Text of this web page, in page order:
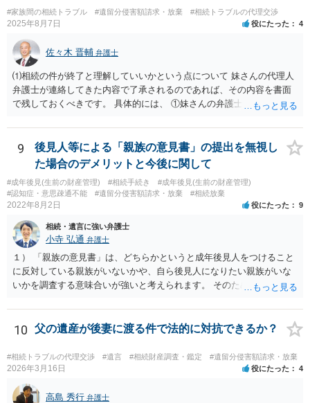
#家族間の相続トラブル #遺留分侵害額請求・放棄 #相続トラブルの代理交渉
2025年8月7日 役にたった 4
佐々木 晋輔 弁護士
⑴相続の件が終了と理解していいかという点について 妹さんの代理人
弁護士が連絡してきた内容で了承されるのであれば、その内容を書面
で残しておくべきです。 具体的には、 ①妹さんの弁護士に対して、連
の預金を振り込めば終了など）を記載した合意書等の書面を作成して
もらう。 ②相談者様はその書面の内容をしっかり確認する。納得でき
ない部分があれば、説明を求めたり、修正を求める。 なお、相続に
関してお互いに債権債務がないことを確認する旨を記載してもらいま
しょう。その記載があれば、相続の件は終了となります。 ③合意書等
が納得できる内容になれば、お互いに署名捺印する。 という流れで
捺印する前に、相談者様も別の弁護士に相談して確認してもらうので
もいいと思います。 ⑵振込先が弁護士宛であることについて 代理人弁
護士の預り口座を振込先とするのはよくあることです。 問題ないと思
います。
9
後見人等による「親族の意見書」の提出を無視し
た場合のデメリットと今後に関して
#成年後見(生前の財産管理) #相続手続き
#成年後見(生前の財産管理)
#認知症・意思疎通不能
#遺留分侵害額請求・放棄 #相続放棄
2022年8月2日 役にたった 9
相続・遺言に強い弁護士
小寺 弘通 弁護士
１） 「親族の意見書」は、どちらかというと成年後見人をつけること
に反対している親族がいないかや、自ら後見人になりたい親族がいな
いかを調査する意味合いが強いと考えられます。 そのため、ご相談の
す。 ２） 場合によっては、介護や被後見人の財産の処分等に関して、
後見人から相談があることも考えられます。 また、お祖母さんがお亡
くなりになった場合、相続人となる可能性がありますが、 その場合は
相続放棄されれば問題ありません。 ３） 完全に拒否する方法はないか
もしれませんが、 関わりを持ちたくないとのことでしたら、親族の意
見書にその旨を記載して提出しておけば良いかも知れません。 後見人
としても、関わりを拒否している親族にあえて連絡をしてくる可能性
10 父の遺産が後妻に渡る件で法的に対抗できるか？
#相続トラブルの代理交渉 #遺言 #相続財産調査・鑑定 #遺留分侵害額請求・放棄
2026年3月16日 役にたった 4
高島 秀行 弁護士